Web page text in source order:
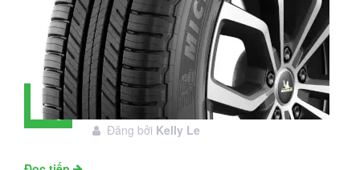
28
Tháng
Đánh giá lốp Michelin Primacy SUV:
Đáng đầu tư không?
Đăng bởi Kelly Le